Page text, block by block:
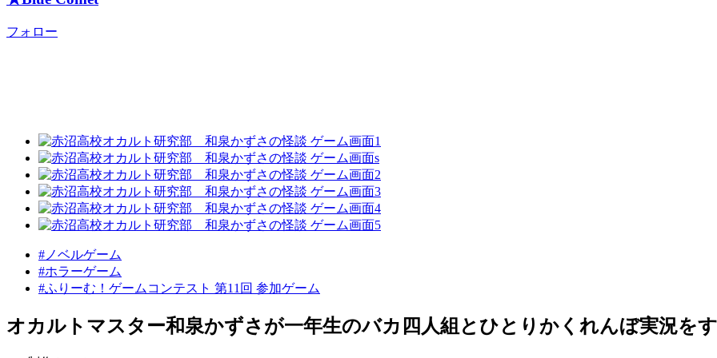
フォロー
#ノベルゲーム
#ホラーゲーム
#ふりーむ！ゲームコンテスト 第11回 参加ゲーム
オカルトマスター和泉かずさが一年生のバカ四人組とひとりかくれんぼ実況を